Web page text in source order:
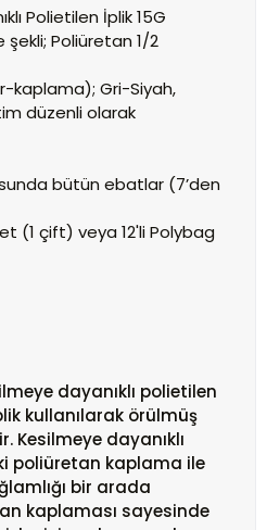
Polietilen İplik 15G
şekli; Poliüretan 1/2
kaplama); Gri-Siyah,
düzenli olarak
bütün ebatlar (7’den
(1 çift) veya 12'li Polybag
dayanıklı polietilen
kullanılarak örülmüş
Kesilmeye dayanıklı
poliüretan kaplama ile
bir arada
kaplaması sayesinde